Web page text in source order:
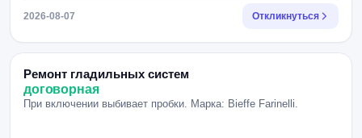
2026-08-07 Откликнуться
Ремонт гладильных систем
договорная
При включении выбивает пробки. Марка: Bieffe Farinelli.